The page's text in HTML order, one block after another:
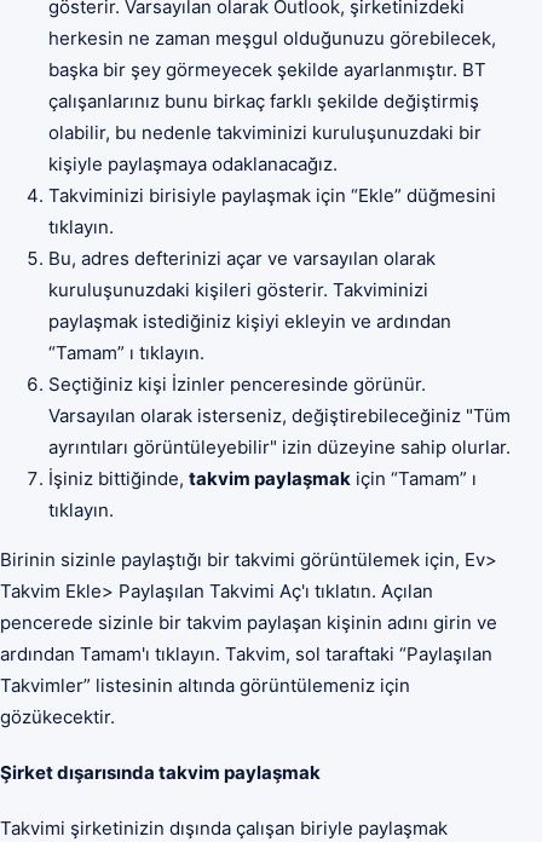
gösterir. Varsayılan olarak Outlook, şirketinizdeki
herkesin ne zaman meşgul olduğunuzu görebilecek,
başka bir şey görmeyecek şekilde ayarlanmıştır. BT
çalışanlarınız bunu birkaç farklı şekilde değiştirmiş
olabilir, bu nedenle takviminizi kuruluşunuzdaki bir
kişiyle paylaşmaya odaklanacağız.
Takviminizi birisiyle paylaşmak için “Ekle” düğmesini
tıklayın.
Bu, adres defterinizi açar ve varsayılan olarak
kuruluşunuzdaki kişileri gösterir. Takviminizi
paylaşmak istediğiniz kişiyi ekleyin ve ardından
“Tamam” ı tıklayın.
Seçtiğiniz kişi İzinler penceresinde görünür.
Varsayılan olarak isterseniz, değiştirebileceğiniz "Tüm
ayrıntıları görüntüleyebilir" izin düzeyine sahip olurlar.
İşiniz bittiğinde, takvim paylaşmak için “Tamam” ı
tıklayın.
Birinin sizinle paylaştığı bir takvimi görüntülemek için, Ev>
Takvim Ekle> Paylaşılan Takvimi Aç'ı tıklatın. Açılan
pencerede sizinle bir takvim paylaşan kişinin adını girin ve
ardından Tamam'ı tıklayın. Takvim, sol taraftaki “Paylaşılan
Takvimler” listesinin altında görüntülemeniz için
gözükecektir.
Şirket dışarısında takvim paylaşmak
Takvimi şirketinizin dışında çalışan biriyle paylaşmak